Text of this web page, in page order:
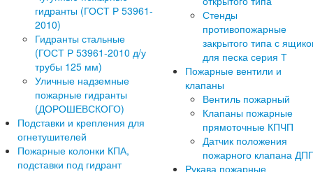
гидранты (ГОСТ Р 53961-
2010)
Гидранты стальные
(ГОСТ Р 53961-2010 д/у
трубы 125 мм)
Уличные надземные
пожарные гидранты
(ДОРОШЕВСКОГО)
Подставки и крепления для
огнетушителей
Пожарные колонки КПА,
подставки под гидрант
Стенды
противопожарные
закрытого типа с
для песка серия Т
Пожарные вентили и
клапаны
Вентиль пожарный
Клапаны пожарные
прямоточные КПЧП
Датчик положения
пожарного клапана
Рукава пожарные